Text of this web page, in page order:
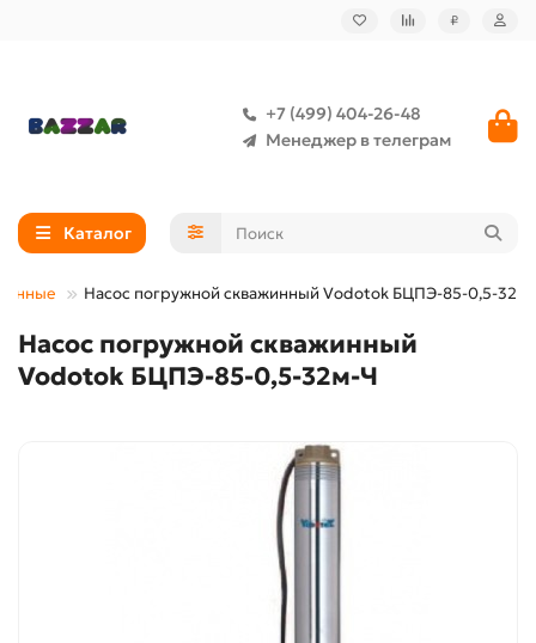
₽
+7 (499) 404-26-48
Менеджер в телеграм
Каталог
Насос погружной скважинный Vodotok БЦПЭ-85-0,5-
Насос погружной скважинный
Vodotok БЦПЭ-85-0,5-32м-Ч